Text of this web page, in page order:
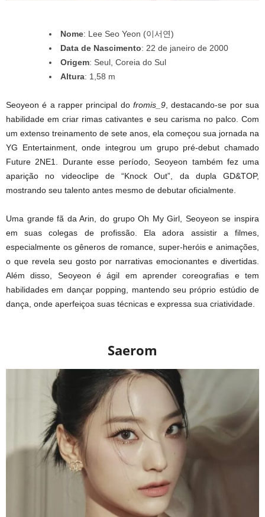
Nome: Lee Seo Yeon (이서연)
Data de Nascimento: 22 de janeiro de 2000
Origem: Seul, Coreia do Sul
Altura: 1,58 m
Seoyeon é a rapper principal do fromis_9, destacando-se por sua
habilidade em criar rimas cativantes e seu carisma no palco. Com
um extenso treinamento de sete anos, ela começou sua jornada na
YG Entertainment, onde integrou um grupo pré-debut chamado
Future 2NE1. Durante esse período, Seoyeon também fez uma
aparição no videoclipe de “Knock Out”, da dupla GD&TOP,
mostrando seu talento antes mesmo de debutar oficialmente.
Uma grande fã da Arin, do grupo Oh My Girl, Seoyeon se inspira
em suas colegas de profissão. Ela adora assistir a filmes,
especialmente os gêneros de romance, super-heróis e animações,
o que revela seu gosto por narrativas emocionantes e divertidas.
Além disso, Seoyeon é ágil em aprender coreografias e tem
habilidades em dançar popping, mantendo seu próprio estúdio de
dança, onde aperfeiçoa suas técnicas e expressa sua criatividade.
Saerom